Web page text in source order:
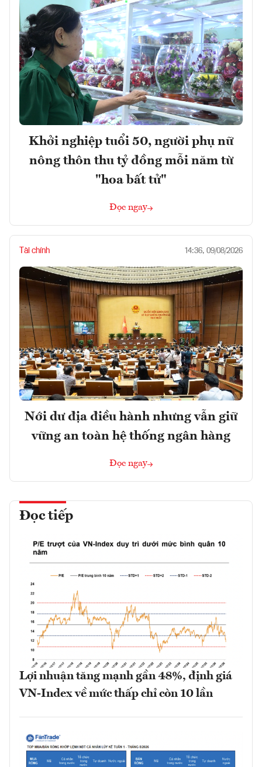
Khởi nghiệp tuổi 50, người phụ nữ
nông thôn thu tỷ đồng mỗi năm từ
"hoa bất tử"
Đọc ngay
Tài chính 14:36, 09/08/2026
Nới dư địa điều hành nhưng vẫn giữ
vững an toàn hệ thống ngân hàng
Đọc ngay
Đọc tiếp
Lợi nhuận tăng mạnh gần 48%, định giá
VN-Index về mức thấp chỉ còn 10 lần